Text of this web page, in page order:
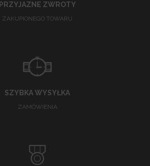
PRZYJAZNE ZWROTY
ZAKUPIONEGO TOWARU
SZYBKA WYSYŁKA
ZAMÓWIENIA